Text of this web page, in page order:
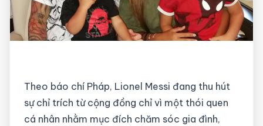
Theo báo chí Pháp, Lionel Messi đang thu hút
sự chỉ trích từ cộng đồng chỉ vì một thói quen
cá nhân nhằm mục đích chăm sóc gia đình,